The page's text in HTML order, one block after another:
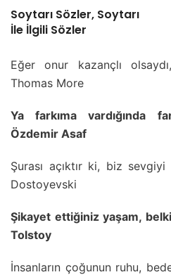
Soytarı Sözler, Soytarı
İle İlgili Sözler
Eğer onur kazançlı
Thomas More
Ya farkıma vardığında
Özdemir Asaf
Şurası açıktır ki, biz
Dostoyevski
Şikayet ettiğiniz yaşam,
Tolstoy
İnsanların çoğunun ruhu,